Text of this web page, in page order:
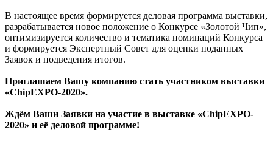
В настоящее время формируется деловая программа выставки,
разрабатывается новое положение о Конкурсе «Золотой Чип»,
оптимизируется количество и тематика номинаций Конкурса
и формируется Экспертный Совет для оценки поданных
Заявок и подведения итогов.
Приглашаем Вашу компанию стать участником выставки
«ChipEXPO-2020».
Ждём Ваши Заявки на участие в выставке «ChipEXPO-
2020» и её деловой программе!